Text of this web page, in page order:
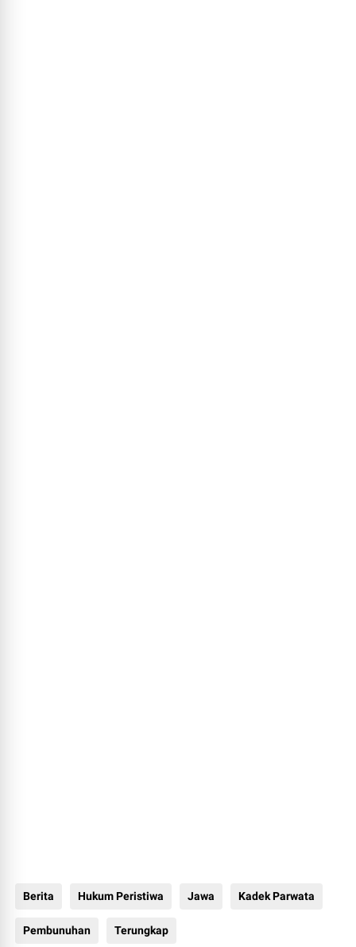
Berita Hukum Peristiwa Jawa Kadek Parwata
Pembunuhan Terungkap